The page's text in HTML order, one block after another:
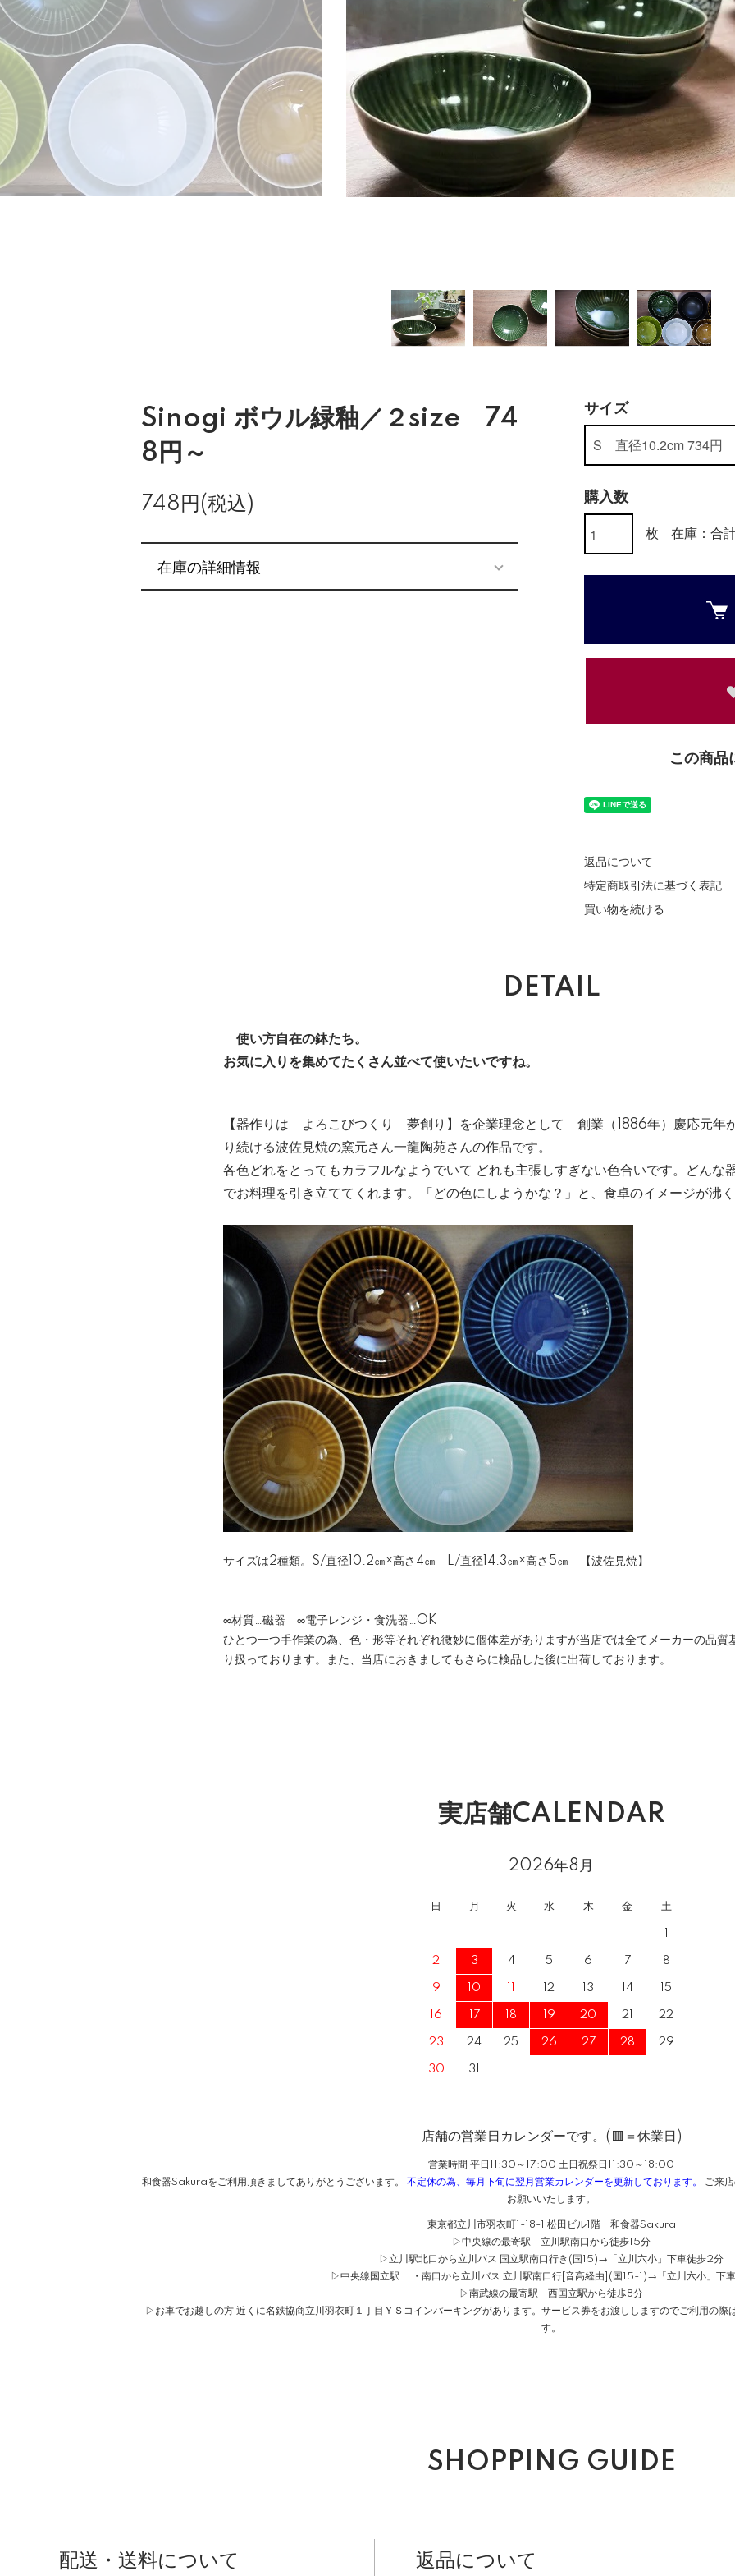
Sinogi ボウル緑釉／２size 74
8円～
748円(税込)
在庫の詳細情報
サイズ
購入数
枚 在庫：合
この商品
返品について
特定商取引法に基づく表記
買い物を続ける
DETAIL
使い方自在の鉢たち。
お気に入りを集めてたくさん並べて使いたいですね。
【器作りは よろこびつくり 夢創り】を企業理念として 創業（1886年）慶応元年
り続ける波佐見焼の窯元さん一龍陶苑さんの作品です。
各色どれをとってもカラフルなようでいて どれも主張しすぎない色合いです。どんな
でお料理を引き立ててくれます。「どの色にしようかな？」と、食卓のイメージが沸く
サイズは2種類。S/直径10.2㎝×高さ4㎝ L/直径14.3㎝×高さ5㎝ 【波佐見焼】
∞材質…磁器 ∞電子レンジ・食洗器…OK
ひとつ一つ手作業の為、色・形等それぞれ微妙に個体差がありますが当店では全てメーカーの品質
り扱っております。また、当店におきましてもさらに検品した後に出荷しております。
実店舗CALENDAR
2026年8月
日 月 火 水 木 金 土
2 3 4 5 6 7 8
9 10 12 13 14 15
16 17 18 19 20 21 22
23 24 25 26 27 28 29
30 31
店舗の営業日カレンダーです。(🟥＝休業日)
営業時間 平日11:30～17:00 土日祝祭日11:30～18:00
和食器Sakuraをご利用頂きましてありがとうございます。 不定休の為、毎月下旬に翌月営業カレンダーを更新しております。
ご来
お願いいたします。
東京都立川市羽衣町1-18-1 松田ビル1階 和食器Sakura
▷中央線の最寄駅 立川駅南口から徒歩15分
▷立川駅北口から立川バス 国立駅南口行き(国15)→「立川六小」下車徒歩2分
▷中央線国立駅 ・南口から立川バス 立川駅南口行[音高経由](国15-1)→「立川六小」下
▷南武線の最寄駅 西国立駅から徒歩8分
▷お車でお越しの方 近くに名鉄協商立川羽衣町１丁目ＹＳコインパーキングがあります。サービス券をお渡ししますのでご利用の際
す。
SHOPPING GUIDE
配送・送料について 返品について